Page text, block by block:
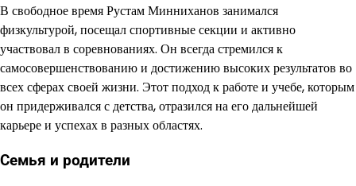
В свободное время Рустам Минниханов занимался
физкультурой, посещал спортивные секции и активно
участвовал в соревнованиях. Он всегда стремился к
самосовершенствованию и достижению высоких результатов во
всех сферах своей жизни. Этот подход к работе и учебе, которым
он придерживался с детства, отразился на его дальнейшей
карьере и успехах в разных областях.
Семья и родители